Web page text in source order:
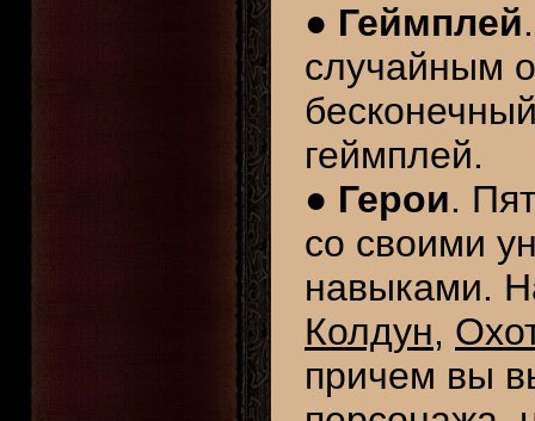
● Геймплей
случайным
геймплей.
● Герои.
со своими
навыками.
Колдун,
причем вы